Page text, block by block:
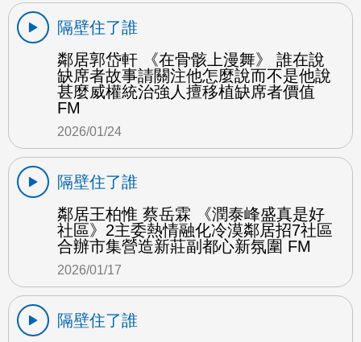
隔壁住了誰
鄰居郭岱軒 《在骨骸上漫舞》 誰在說
缺席者故事請關注他怎麼說而不是他說
甚麼威權統治強人擅移植缺席者價值
FM
2026/01/24
隔壁住了誰
鄰居王柏惟 蔡岳霖 《潤泰峰盛真是好
社區》2主委熱情融化冷漠鄰居招7社區
合辦市集營造新莊副都心新氛圍 FM
2026/01/17
隔壁住了誰